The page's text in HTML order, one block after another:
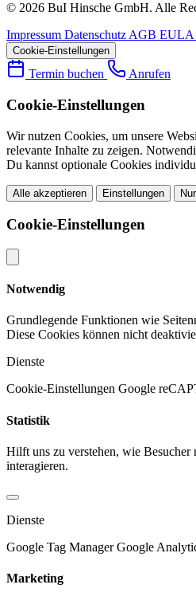
© 2026 BuI Hinsche GmbH. Alle
Impressum Datenschutz AGB EULA
Cookie-Einstellungen
Termin buchen Anrufen
Cookie-Einstellungen
Wir nutzen Cookies, um unsere
relevante Inhalte zu zeigen.
Du kannst optionale Cookies
Alle akzeptieren Einstellungen
Cookie-Einstellungen
Notwendig
Grundlegende Funktionen wie
Diese Cookies können nicht
Dienste
Cookie-Einstellungen Google
Statistik
Hilft uns zu verstehen, wie Besucher
interagieren.
Dienste
Google Tag Manager Google
Marketing